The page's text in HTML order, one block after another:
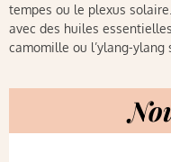
tempes ou le plexus
avec des huiles
camomille ou l’ylang-ylang